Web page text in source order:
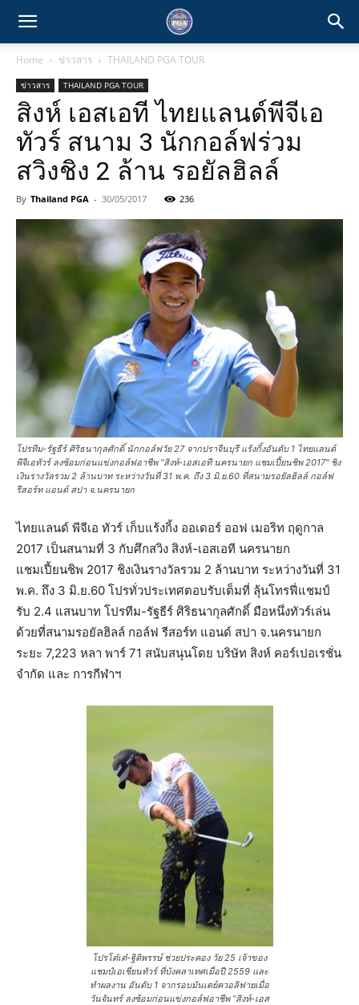
Home ข่าวสาร THAILAND PGA TOUR
ข่าวสาร THAILAND PGA TOUR
สิงห์ เอสเอที ไทยแลนด์พีจีเอ
ทัวร์ สนาม 3 นักกอล์ฟร่วม
สวิงชิง 2 ล้าน รอยัลฮิลล์
By Thailand PGA - 30/05/2017 236
โปรทีม-รัฐธีร์ ศิริธนากุลศักดิ์ นักกอล์ฟวัย 27 จากปราจีนบุรี แร้งกิ้งอันดับ 1 ไทยแลนด์
พีจีเอทัวร์ ลงซ้อมก่อนแข่งกอล์ฟอาชีพ "สิงห์-เอสเอที นครนายก แชมเปี้ยนชิพ 2017" ชิง
เงินรางวัลรวม 2 ล้านบาท ระหว่างวันที่ 31 พ.ค. ถึง 3 มิ.ย.60 ที่สนามรอยัลฮิลล์ กอล์ฟ
รีสอร์ท แอนด์ สปา จ.นครนายก
ไทยแลนด์ พีจีเอ ทัวร์ เก็บแร้งกิ้ง ออเดอร์ ออฟ เมอริท ฤดูกาล
2017 เป็นสนามที่ 3 กับศึกสวิง สิงห์-เอสเอที นครนายก
แชมเปี้ยนชิพ 2017 ชิงเงินรางวัลรวม 2 ล้านบาท ระหว่างวันที่ 31
พ.ค. ถึง 3 มิ.ย.60 โปรทั่วประเทศตอบรับเต็มที่ ลุ้นโทรฟี่แชมป์
รับ 2.4 แสนบาท โปรทีม-รัฐธีร์ ศิริธนากุลศักดิ์ มือหนึ่งทัวร์เล่น
ด้วยที่สนามรอยัลฮิลล์ กอล์ฟ รีสอร์ท แอนด์ สปา จ.นครนายก
ระยะ 7,223 หลา พาร์ 71 สนับสนุนโดย บริษัท สิงห์ คอร์เปอเรชั่น
จำกัด และ การกีฬาฯ
โปรโต๋เต๋-ฐิติพรรษ์ ช่วยประคอง วัย 25 เจ้าของ
แชมป์เอเชี่ยนทัวร์ ที่บังคลาเทศเมื่อปี 2559 และ
ทำผลงาน อันดับ 1 จากรอบมันเดย์ควอลิฟายเมื่อ
วันจันทร์ ลงซ้อมก่อนแข่งกอล์ฟอาชีพ “สิงห์-เอส